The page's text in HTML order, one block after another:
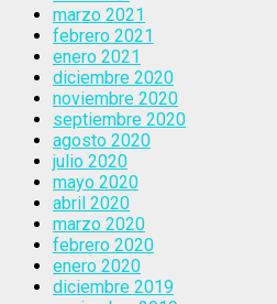
marzo 2021
febrero 2021
enero 2021
diciembre 2020
noviembre 2020
septiembre 2020
agosto 2020
julio 2020
mayo 2020
abril 2020
marzo 2020
febrero 2020
enero 2020
diciembre 2019